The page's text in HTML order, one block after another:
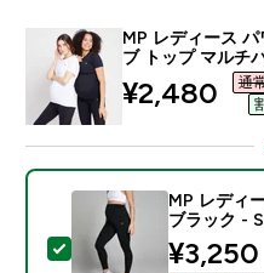
MP レディース
ブ トップ マルチ
¥2,480‎
通
この商品を選択 -
MP レディ
ブラック - S
¥3,250‎